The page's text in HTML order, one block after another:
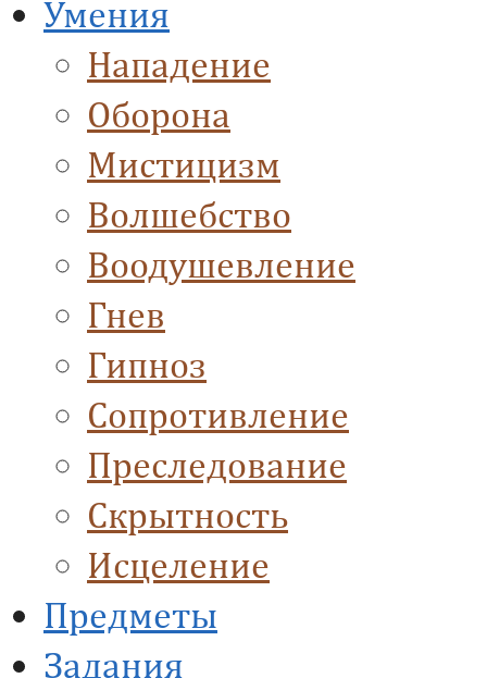
Умения
Нападение
Оборона
Мистицизм
Волшебство
Воодушевление
Гнев
Гипноз
Сопротивление
Преследование
Скрытность
Исцеление
Предметы
Задания